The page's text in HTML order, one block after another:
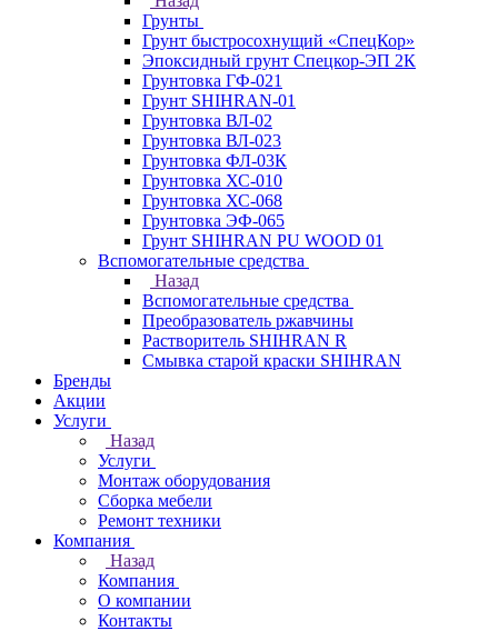
Грунты
Грунт быстросохнущий «СпецКор»
Эпоксидный грунт Спецкор-ЭП 2К
Грунтовка ГФ-021
Грунт SHIHRAN-01
Грунтовка ВЛ-02
Грунтовка ВЛ-023
Грунтовка ФЛ-03К
Грунтовка ХС-010
Грунтовка ХС-068
Грунтовка ЭФ-065
Грунт SHIHRAN PU WOOD 01
Вспомогательные средства
Назад
Вспомогательные средства
Преобразователь ржавчины
Растворитель SHIHRAN R
Смывка старой краски SHIHRAN
Бренды
Акции
Услуги
Назад
Услуги
Монтаж оборудования
Сборка мебели
Ремонт техники
Компания
Назад
Компания
О компании
Контакты